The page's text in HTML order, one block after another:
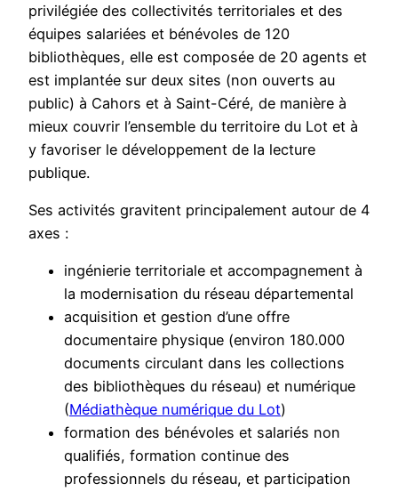
privilégiée des collectivités territoriales et des
équipes salariées et bénévoles de 120
bibliothèques, elle est composée de 20 agents et
est implantée sur deux sites (non ouverts au
public) à Cahors et à Saint-Céré, de manière à
mieux couvrir l’ensemble du territoire du Lot et à
y favoriser le développement de la lecture
publique.
Ses activités gravitent principalement autour de 4
axes :
ingénierie territoriale et accompagnement à
la modernisation du réseau départemental
acquisition et gestion d’une offre
documentaire physique (environ 180.000
documents circulant dans les collections
des bibliothèques du réseau) et numérique
(Médiathèque numérique du Lot)
formation des bénévoles et salariés non
qualifiés, formation continue des
professionnels du réseau, et participation